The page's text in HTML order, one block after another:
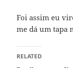
Foi assim eu
me dá um tapa
RELATED